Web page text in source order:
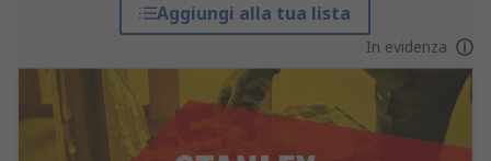
Aggiungi alla tua lista
In evidenza